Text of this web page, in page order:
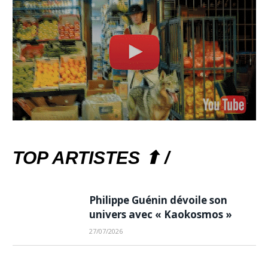
TOP ARTISTES ⬆ /
Philippe Guénin dévoile son
univers avec « Kaokosmos »
27/07/2026